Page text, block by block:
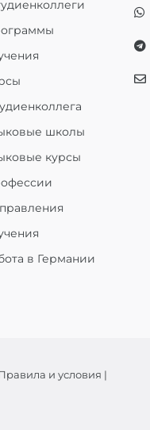
школы
курсы
в Германии
и условия |